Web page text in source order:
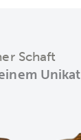
Schaft
Unikat